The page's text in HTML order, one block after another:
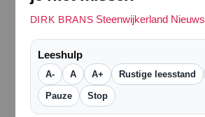
DIRK BRANS Steenwijkerland Nieuws
Leeshulp
A- A A+ Rustige leesstand
Pauze Stop